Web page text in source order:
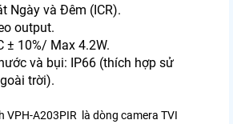
Ngày và Đêm (ICR).
output.
± 10%/ Max 4.2W.
và bụi: IP66 (thích hợp sử
trời).
VPH-A203PIR là dòng camera TVI